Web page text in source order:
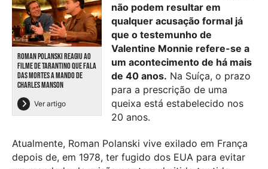
ROMAN POLANSKI REAGIU AO
FILME DE TARANTINO QUE FALA
DAS MORTES A MANDO DE
CHARLES MANSON
Ver artigo
não podem resultar em
qualquer acusação formal já
que o testemunho de
Valentine Monnie refere-se a
um acontecimento de há mais
de 40 anos. Na Suíça, o prazo
para a prescrição de uma
queixa está estabelecido nos
20 anos.
Atualmente, Roman Polanski vive exilado em França
depois de, em 1978, ter fugido dos EUA para evitar